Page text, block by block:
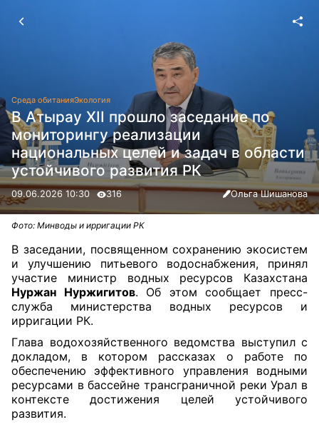
Среда обитанияЭкология
В Атырау XII прошло заседание по
мониторингу реализации
национальных целей и задач в области
устойчивого развития РК
09.06.2026 10:30 316 Ольга Шишанова
Фото: Минводы и ирригации РК
В заседании, посвященном сохранению экосистем
и улучшению питьевого водоснабжения, принял
участие министр водных ресурсов Казахстана
Нуржан Нуржигитов. Об этом сообщает пресс-
служба министерства водных ресурсов и
ирригации РК.
Глава водохозяйственного ведомства выступил с
докладом, в котором рассказах о работе по
обеспечению эффективного управления водными
ресурсами в бассейне трансграничной реки Урал в
контексте достижения целей устойчивого
развития.